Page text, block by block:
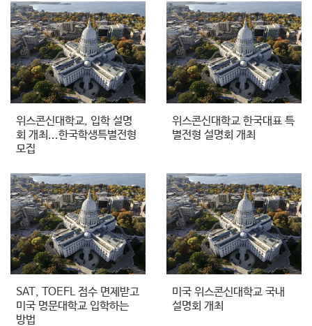
위스콘신대학교, 입학 설명
회 개최...한국학생특별전형
모집
위스콘신대학교 한국대표 특
별전형 설명회 개최
SAT, TOEFL 점수 면제받고
미국 명문대학교 입학하는
방법
미국 위스콘신대학교 국내
설명회 개최